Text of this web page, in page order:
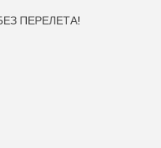
ПЕРЕЛЕТА!